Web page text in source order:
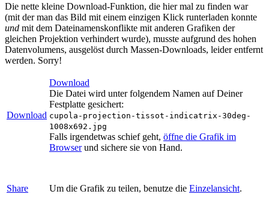
Die nette kleine Download-Funktion, die hier mal zu finden war
(mit der man das Bild mit einem einzigen Klick runterladen konnte
und mit dem Dateinamenskonflikte mit anderen Grafiken der
gleichen Projektion verhindert wurde), musste aufgrund des hohen
Datenvolumens, ausgelöst durch Massen-Downloads, leider entfernt
werden. Sorry!
Download
Download
Die Datei wird unter folgendem Namen auf Deiner
Festplatte gesichert:
cupola-projection-tissot-indicatrix-30deg-
1008x692.jpg
Falls irgendetwas schief geht, öffne die Grafik im
Browserund sichere sie von Hand.
Share Um die Grafik zu teilen, benutze die Einzelansicht.